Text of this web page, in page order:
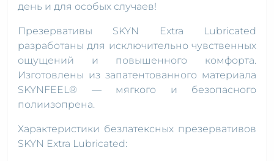
день и для особых случаев!
Презервативы SKYN Extra Lubricated
разработаны для исключительно чувственных
ощущений и повышенного комфорта.
Изготовлены из запатентованного материала
SKYNFEEL® — мягкого и безопасного
полиизопрена.
Характеристики безлатексных презервативов
SKYN Extra Lubricated: